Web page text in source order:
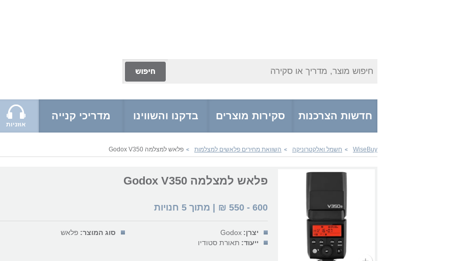
חיפוש מוצר, מדריך או סקירה
חדשות הצרכנות סקירות מוצרים בדקנו והשווינו מדריכי קנייה
אוזניות
WiseBuy
> חשמל ואלקטרוניקה > השוואת מחירים פלאשים למצלמות > פלאש למצלמה Godox V350
פלאש למצלמה Godox V350
600
-
550
₪ | מתוך 5 חנויות
יצרן: Godox סוג המוצר: פלאש
ייעוד: תאורת סטודיו